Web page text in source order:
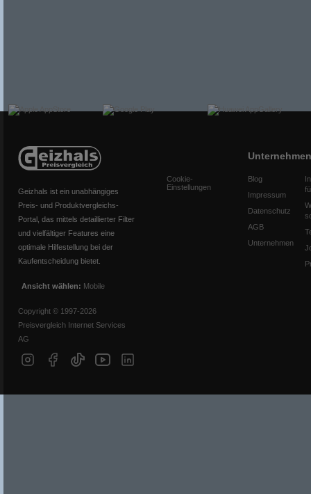
Geizhals ist ein unabhängiges
Preis- und Produktvergleichs-
Portal, das mittels detaillierter Filter
und vielfältiger Features eine
optimale Hilfestellung bei der
Kaufentscheidung bietet.
Ansicht wählen: Mobile
Copyright © 1997-2026
Preisvergleich Internet Services
AG
Cookie-
Einstellungen
Unternehmen
Blog
Impressum
Datenschutz
AGB
Unternehmen